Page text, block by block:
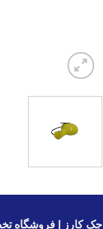
جک کارز | فروشگاه